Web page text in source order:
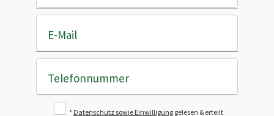
E-Mail
Telefonnummer
* Datenschutz sowie Einwilligung gelesen & erteilt